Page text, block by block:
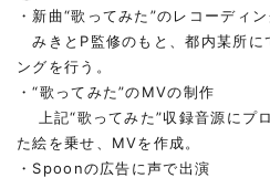
・新曲“歌ってみた”のレコーディ
みきとP監修のもと、都内某所に
ングを行う。
・“歌ってみた”のMVの制作
上記“歌ってみた”収録音源にプ
た絵を乗せ、MVを作成。
・Spoonの広告に声で出演